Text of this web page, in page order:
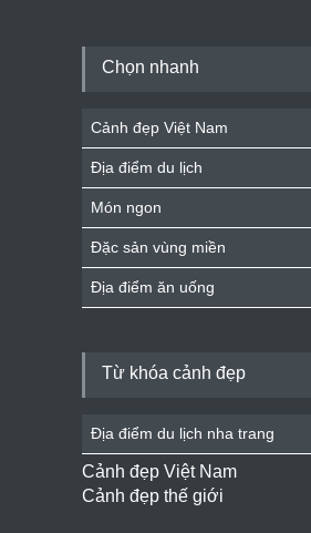
Chọn nhanh
Cảnh đẹp Việt Nam
Địa điểm du lịch
Món ngon
Đặc sản vùng miền
Địa điểm ăn uống
Từ khóa cảnh đẹp
Địa điểm du lịch nha trang
Cảnh đẹp Việt Nam
Cảnh đẹp thế giới